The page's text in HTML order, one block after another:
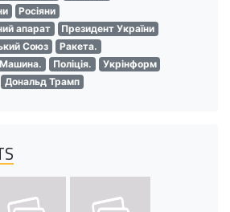
Росіяни
апарат
Президент України
Союз
Ракета.
Машина. Поліція.
Укрінформ
Дональд Трамп